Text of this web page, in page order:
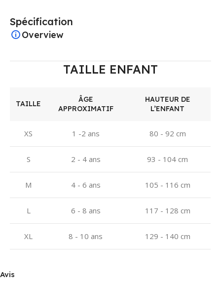
Spécification
Overview
TAILLE ENFANT
TAILLE
ÂGE
APPROXIMATIF
HAUTEUR DE
L’ENFANT
XS 1 -2 ans 80 - 92 cm
S 2 - 4 ans 93 - 104 cm
M 4 - 6 ans 105 - 116 cm
L 6 - 8 ans 117 - 128 cm
XL 8 - 10 ans 129 - 140 cm
Avis